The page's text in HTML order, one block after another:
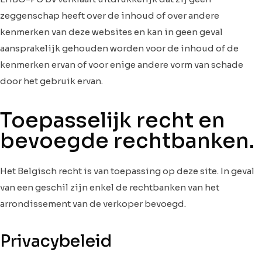
zeggenschap heeft over de inhoud of over andere
kenmerken van deze websites en kan in geen geval
aansprakelijk gehouden worden voor de inhoud of de
kenmerken ervan of voor enige andere vorm van schade
door het gebruik ervan.
Toepasselijk recht en
bevoegde rechtbanken.
Het Belgisch recht is van toepassing op deze site. In geval
van een geschil zijn enkel de rechtbanken van het
arrondissement van de verkoper bevoegd.
Privacybeleid